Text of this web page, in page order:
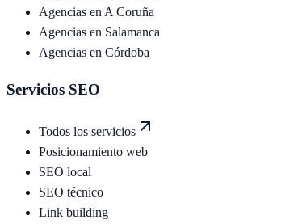
Agencias en A Coruña
Agencias en Salamanca
Agencias en Córdoba
Servicios SEO
Todos los servicios
Posicionamiento web
SEO local
SEO técnico
Link building